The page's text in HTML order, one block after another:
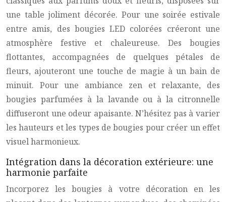
une table joliment décorée. Pour une soirée estivale
entre amis, des bougies LED colorées créeront une
atmosphère festive et chaleureuse. Des bougies
flottantes, accompagnées de quelques pétales de
fleurs, ajouteront une touche de magie à un bain de
minuit. Pour une ambiance zen et relaxante, des
bougies parfumées à la lavande ou à la citronnelle
diffuseront une odeur apaisante. N’hésitez pas à varier
les hauteurs et les types de bougies pour créer un effet
visuel harmonieux.
Intégration dans la décoration extérieure: une
harmonie parfaite
Incorporez les bougies à votre décoration en les